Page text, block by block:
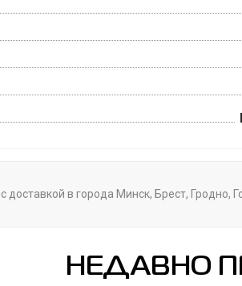
доставкой в города Минск, Брест,
НЕДАВНО